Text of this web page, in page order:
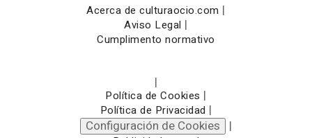
Acerca de culturaocio.com |
Aviso Legal |
Cumplimento normativo
|
Política de Cookies |
Política de Privacidad |
Configuración de Cookies |